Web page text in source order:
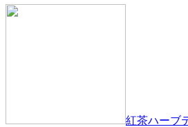
紅茶ハーブ